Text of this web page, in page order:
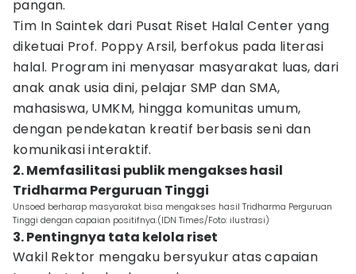
pangan.
Tim In Saintek dari Pusat Riset Halal Center yang
diketuai Prof. Poppy Arsil, berfokus pada literasi
halal. Program ini menyasar masyarakat luas, dari
anak anak usia dini, pelajar SMP dan SMA,
mahasiswa, UMKM, hingga komunitas umum,
dengan pendekatan kreatif berbasis seni dan
komunikasi interaktif.
2. Memfasilitasi publik mengakses hasil
Tridharma Perguruan Tinggi
Unsoed berharap masyarakat bisa mengakses hasil Tridharma Perguruan
Tinggi dengan capaian positifnya.(IDN Times/Foto: ilustrasi)
3. Pentingnya tata kelola riset
Wakil Rektor mengaku bersyukur atas capaian